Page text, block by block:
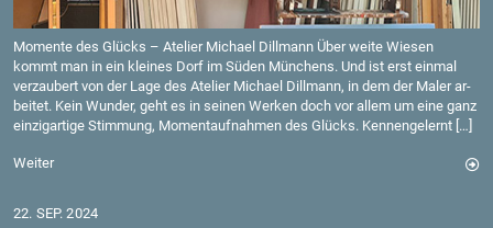
Mo­men­te des Glücks – Ate­lier Mi­cha­el Dill­mann Über weite Wie­sen
kommt man in ein klei­nes Dorf im Süden Mün­chens. Und ist erst ein­mal
ver­zau­bert von der Lage des Ate­lier Mi­cha­el Dill­mann, in dem der Maler ar­
bei­tet. Kein Wun­der, geht es in sei­nen Wer­ken doch vor allem um eine ganz
ein­zig­ar­ti­ge Stim­mung, Mo­ment­auf­nah­men des Glücks. Ken­nen­ge­lernt […]
Wei­ter
22. SEP. 2024